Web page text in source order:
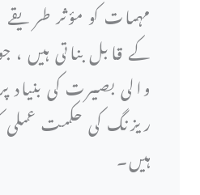
مہمات کو مؤثر
کے قابل بناتی ہیں ،
والی بصیرت کی بنیاد
ریزنگ کی حکمت عملی
ہیں۔